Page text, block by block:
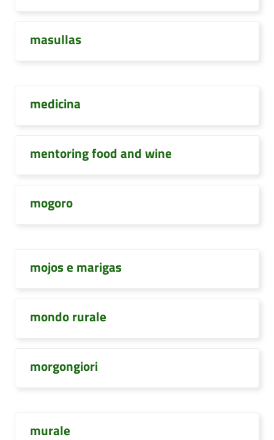
masullas
medicina
mentoring food and wine
mogoro
mojos e marigas
mondo rurale
morgongiori
murale